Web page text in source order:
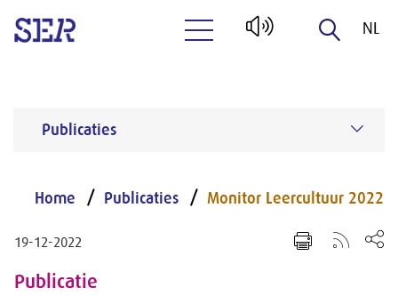
NL
Publicaties
Home Publicaties Monitor Leercultuur 2022
19-12-2022
Publicatie